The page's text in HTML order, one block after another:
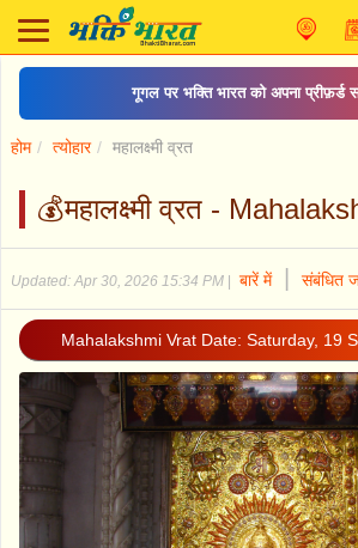
गूगल पर भक्ति भारत को अपना प्रीफ़र्ड
होम त्योहार महालक्ष्मी व्रत
💰महालक्ष्मी व्रत -
Updated: Apr 30, 2026 15:34 PM बारें में संबंधित
Mahalakshmi Vrat Date: Saturday, 19